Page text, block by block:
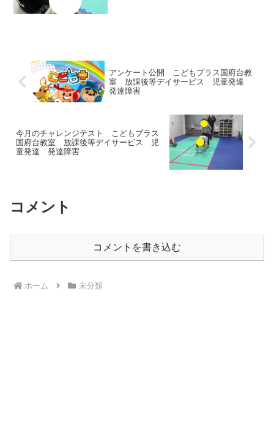
アンケート公開 こどもプラス国府台教
室 放課後等デイサービス 児童発達
発達障害
今月のチャレンジテスト こどもプラス
国府台教室 放課後等デイサービス 児
童発達 発達障害
コメント
コメントを書き込む
ホーム 未分類